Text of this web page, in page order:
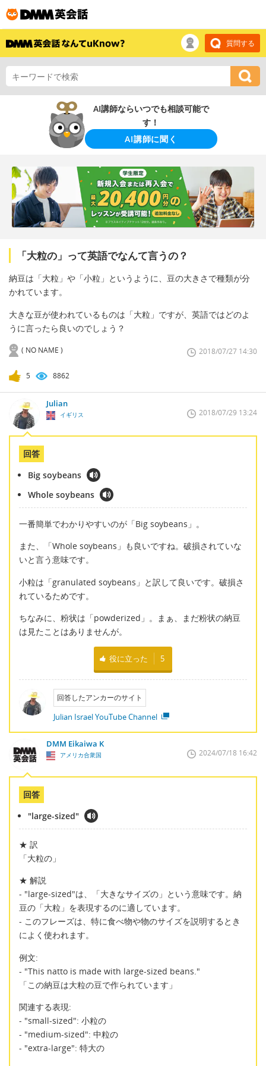
質問する
AI講師ならいつでも相談可能で
す！
AI講師に聞く
「大粒の」って英語でなんて言うの？
納豆は「大粒」や「小粒」というように、豆の大きさで種類が分
かれています。
大きな豆が使われているものは「大粒」ですが、英語ではどのよ
うに言ったら良いのでしょう？
( NO NAME ) 2018/07/27 14:30
5 8862
Julian
イギリス 2018/07/29 13:24
回答
Big soybeans
Whole soybeans
一番簡単でわかりやすいのが「Big soybeans」。
また、「Whole soybeans」も良いですね。破損されていな
いと言う意味です。
小粒は「granulated soybeans」と訳して良いです。破損さ
れているためです。
ちなみに、粉状は「powderized」。まぁ、まだ粉状の納豆
は見たことはありませんが。
役に立った 5
回答したアンカーのサイト
Julian Israel YouTube Channel
DMM Eikaiwa K
アメリカ合衆国 2024/07/18 16:42
回答
"large-sized"
★ 訳
「大粒の」
★ 解説
- "large-sized"は、「大きなサイズの」という意味です。納
豆の「大粒」を表現するのに適しています。
- このフレーズは、特に食べ物や物のサイズを説明するとき
によく使われます。
例文:
- "This natto is made with large-sized beans."
「この納豆は大粒の豆で作られています」
関連する表現:
- "small-sized": 小粒の
- "medium-sized": 中粒の
- "extra-large": 特大の